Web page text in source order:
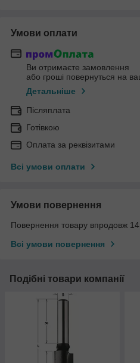
Умови оплати
Ви отримаєте замовлення
або гроші повернуться на
Детальніше
Післяплата
Готівкою
Оплата за реквізитами
Всі умови оплати
Умови повернення
Повернення товару впродовж 14
Всі умови повернення
Подібні товари компанії